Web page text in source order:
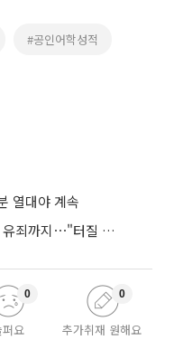
#공인어학성적
열대야 계속
국민의힘 '멱살 논란'에 오세훈 1심 유죄까지⋯"터질 게 터졌다"
요
0
추가취재 원해요
0